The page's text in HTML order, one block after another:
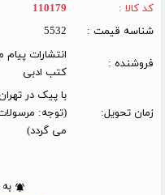
کد کالا :
110179
شناسه قیمت :
5532
فروشنده :
انتشارات
کتب ادبی
زمان تحویل:
(توجه:
می گردد)